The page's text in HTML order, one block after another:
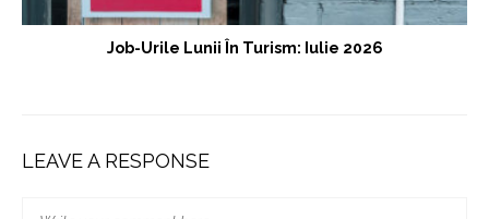
Job-Urile Lunii În Turism: Iulie 2026
LEAVE A RESPONSE